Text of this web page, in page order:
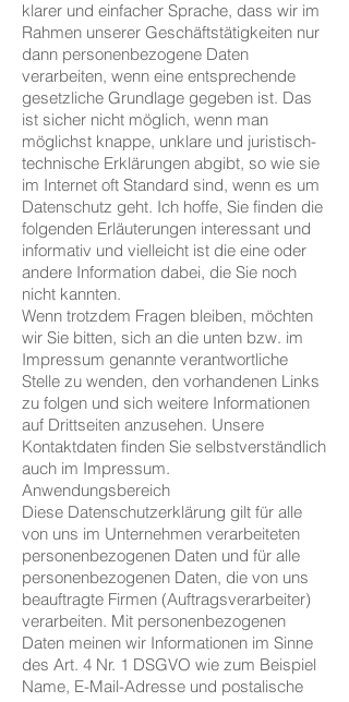
klarer und einfacher Sprache, dass wir im
Rahmen unserer Geschäftstätigkeiten nur
dann personenbezogene Daten
verarbeiten, wenn eine entsprechende
gesetzliche Grundlage gegeben ist. Das
ist sicher nicht möglich, wenn man
möglichst knappe, unklare und juristisch-
technische Erklärungen abgibt, so wie sie
im Internet oft Standard sind, wenn es um
Datenschutz geht. Ich hoffe, Sie finden die
folgenden Erläuterungen interessant und
informativ und vielleicht ist die eine oder
andere Information dabei, die Sie noch
nicht kannten.
Wenn trotzdem Fragen bleiben, möchten
wir Sie bitten, sich an die unten bzw. im
Impressum genannte verantwortliche
Stelle zu wenden, den vorhandenen Links
zu folgen und sich weitere Informationen
auf Drittseiten anzusehen. Unsere
Kontaktdaten finden Sie selbstverständlich
auch im Impressum.
Anwendungsbereich
Diese Datenschutzerklärung gilt für alle
von uns im Unternehmen verarbeiteten
personenbezogenen Daten und für alle
personenbezogenen Daten, die von uns
beauftragte Firmen (Auftragsverarbeiter)
verarbeiten. Mit personenbezogenen
Daten meinen wir Informationen im Sinne
des Art. 4 Nr. 1 DSGVO wie zum Beispiel
Name, E-Mail-Adresse und postalische